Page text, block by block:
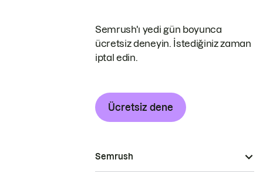
Semrush'ı yedi gün boyunca
ücretsiz deneyin. İstediğiniz zaman
iptal edin.
Ücretsiz dene
Semrush